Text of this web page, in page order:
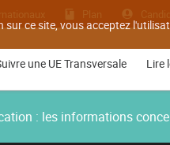
ce site, vous acceptez
Plan
une UE Transversale Lire
: les informations